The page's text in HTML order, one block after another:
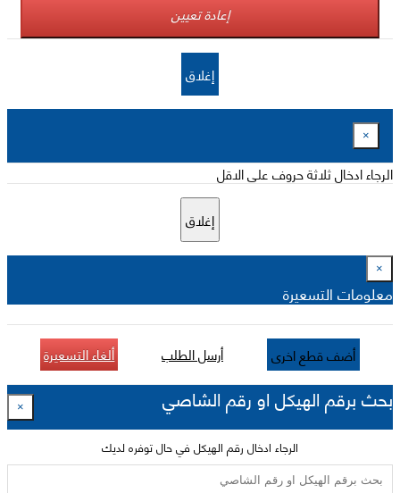
إعادة تعيين
إغلاق
×
الرجاء ادخال ثلاثة حروف على الاقل
إغلاق
×
معلومات التسعيرة
أضف قطع اخرى أرسل الطلب ألغاء التسعيرة
بحث برقم الهيكل او رقم الشاصي ×
الرجاء ادخال رقم الهيكل في حال توفره لديك